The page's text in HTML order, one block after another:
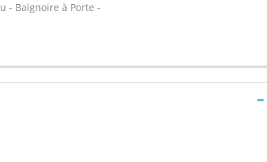
- Baignoire à Porte -